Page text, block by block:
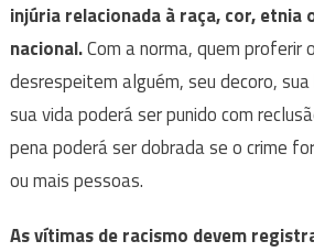
injúria relacionada à raça, cor, etnia
nacional.Com a norma, quem proferir
desrespeitem alguém, seu decoro, sua
sua vida poderá ser punido com
pena poderá ser dobrada se o crime
ou mais pessoas.
As vítimas de racismo devem